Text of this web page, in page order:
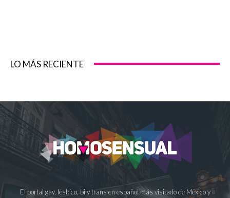
LO MÁS RECIENTE
El portal gay, lésbico, bi y trans en español más visitado de México y